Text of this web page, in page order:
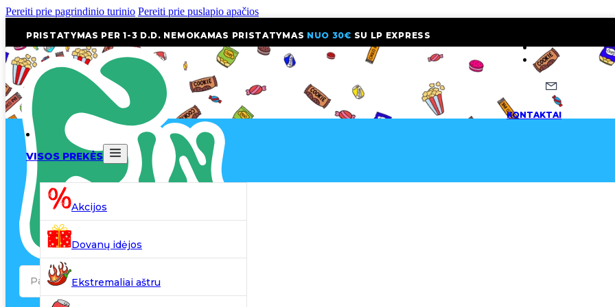
Pereiti prie pagrindinio turinio Pereiti prie puslapio apačios
PRISTATYMAS PER 1-3 D.D. NEMOKAMAS PRISTATYMAS NUO 30€ SU LP EXPRESS
KONTAKTAI
Search
VISOS PREKĖS
Akcijos
Dovanų idėjos
Ekstremaliai aštru